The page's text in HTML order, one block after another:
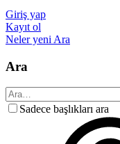
Giriş yap
Kayıt ol
Neler yeni Ara
Ara
Sadece başlıkları ara